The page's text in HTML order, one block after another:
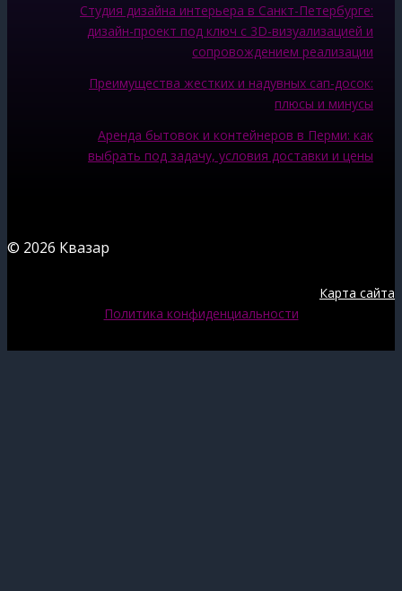
Студия дизайна интерьера в Санкт-Петербурге:
дизайн-проект под ключ с 3D-визуализацией и
сопровождением реализации
Преимущества жестких и надувных сап-досок:
плюсы и минусы
Аренда бытовок и контейнеров в Перми: как
выбрать под задачу, условия доставки и цены
© 2026 Квазар
Карта сайта
Политика конфиденциальности